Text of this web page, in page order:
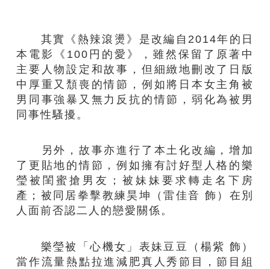
其實《熱辣滾燙》是改編自2014年的日
本電影《100円的愛》，雖然保留了原著中
主要人物設定和故事，但細緻地刪改了日版
中厚重又頹喪的情節，例如將日本女主角被
男同事強暴又無力反抗的情節，弱化為被男
同事性騷擾。
另外，故事亦進行了本土化改編，增加
了更貼地的情節，例如擁有討好型人格的樂
瑩被閨蜜搶男友；被妹妹要求轉走名下房
產；被同居拳擊教練昊坤（雷佳音 飾）在別
人面前否認二人的戀愛關係。
樂瑩被「心機女」表妹豆豆（楊紫 飾）
當作流量熱點拉進減肥真人秀節目，節目組